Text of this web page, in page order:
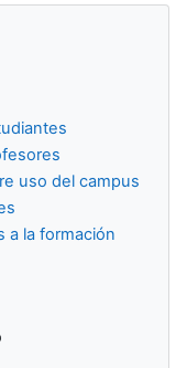
uso del campus
a la formación